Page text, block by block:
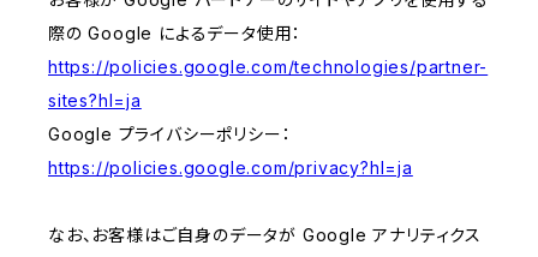
際の Google によるデータ使用：
https://policies.google.com/technologies/partner-
sites?hl=ja
Google プライバシーポリシー：
https://policies.google.com/privacy?hl=ja
なお、お客様はご自身のデータが Google アナリティクス